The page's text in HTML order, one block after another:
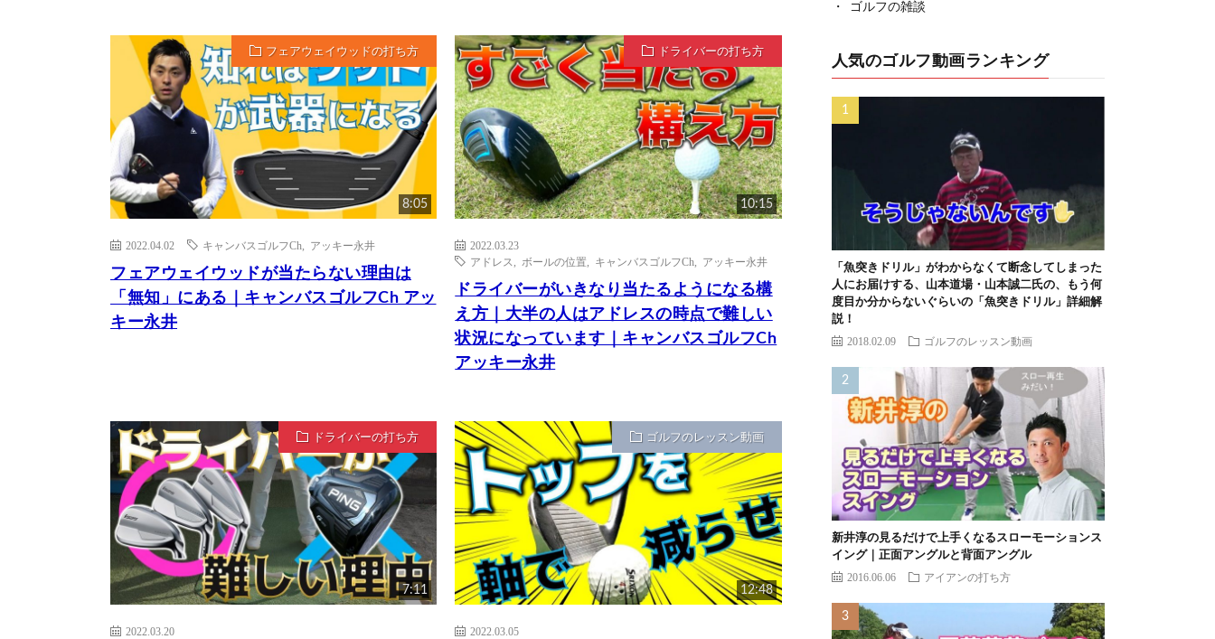
フェアウェイウッドの打ち方
8:05
2022.04.02 キャンバスゴルフCh アッキー永井
フェアウェイウッドが当たらない理由は
「無知」にある｜キャンバスゴルフCh アッ
キー永井
ドライバーの打ち方
10:15
2022.03.23
アドレス
ボールの位置 キャンバスゴルフCh アッキー永井
ドライバーがいきなり当たるようになる構
え方｜大半の人はアドレスの時点で難しい
状況になっています｜キャンバスゴルフCh
アッキー永井
ドライバーの打ち方
7:11
2022.03.20
ゴルフのレッスン動画
12:48
2022.03.05
ゴルフの雑談
人気のゴルフ動画ランキング
「魚突きドリル」がわからなくて断念してしまった
人にお届けする、山本道場・山本誠二氏の、もう何
度目か分からないぐらいの「魚突きドリル」詳細解
説！
2018.02.09 ゴルフのレッスン動画
新井淳の見るだけで上手くなるスローモーションス
イング｜正面アングルと背面アングル
2016.06.06 アイアンの打ち方